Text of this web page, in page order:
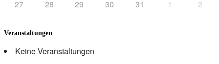
27 28 29 30 31 1 2
Veranstaltungen
Keine Veranstaltungen